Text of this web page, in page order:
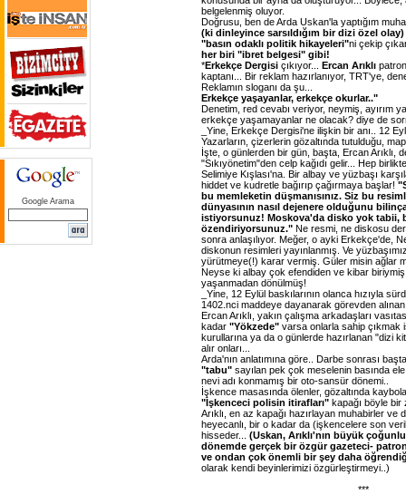
Google Arama
belgelenmiş oluyor.
Doğrusu, ben de Arda Uskan'la yaptığım
(ki dinleyince sarsıldığım bir dizi özel olay)
"basın odaklı politik hikayeleri"ni çekip
her biri "ibret belgesi" gibi!
*Erkekçe Dergisi çıkıyor... Ercan Arıklı
kaptanı... Bir reklam hazırlanıyor, TRT'ye,
Reklamın sloganı da şu...
Erkekçe yaşayanlar, erkekçe okurlar.."
Denetim, red cevabı veriyor, neymiş, ayırım
erkekçe yaşamayanlar ne olacak? diye de
_Yine, Erkekçe Dergisi'ne ilişkin bir anı.. 12
Yazarların, çizerlerin gözaltında tutulduğu,
İşte, o günlerden bir gün, başta, Ercan Arıklı,
"Sıkıyönetim"den celp kağıdı gelir... Hep
Selimiye Kışlası'na. Bir albay ve yüzbaşı
hiddet ve kudretle bağırıp çağırmaya başlar!
bu memleketin düşmanısınız. Siz bu
dünyasının nasıl dejenere olduğunu
istiyorsunuz! Moskova'da disko yok tabii,
özendiriyorsunuz." Ne resmi, ne diskosu
sonra anlaşılıyor. Meğer, o ayki Erkekçe'de,
diskonun resimleri yayınlanmış. Ve
yürütmeye(!) karar vermiş. Güler misin ağlar
Neyse ki albay çok efendiden ve kibar
yaşanmadan dönülmüş!
_Yine, 12 Eylül baskılarının olanca hızıyla
1402.nci maddeye dayanarak görevden
Ercan Arıklı, yakın çalışma arkadaşları
kadar "Yökzede" varsa onlarla sahip çıkmak
kurullarına ya da o günlerde hazırlanan "dizi
alır onları...
Arda'nın anlatımına göre.. Darbe sonrası
"tabu" sayılan pek çok meselenin basında ele
nevi adı konmamış bir oto-sansür dönemi..
İşkence masasında ölenler, gözaltında
"İşkenceci polisin itirafları" kapağı böyle
Arıklı, en az kapağı hazırlayan muhabirler ve
heyecanlı, bir o kadar da (işkencelere son
hisseder... (Uskan, Arıklı'nın büyük
dönemde gerçek bir özgür gazeteci-
ve ondan çok önemli bir şey daha
olarak kendi beyinlerimizi özgürleştirmeyi..)
***